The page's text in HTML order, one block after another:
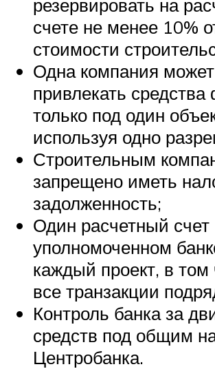
резервировать на
счете не менее 10%
стоимости
Одна компания
привлекать
только под один
используя одно
Строительным
запрещено иметь
задолженность;
Один расчетный счет
уполномоченном
каждый проект, в том
все транзакции
Контроль банка за
средств под общим
Центробанка.